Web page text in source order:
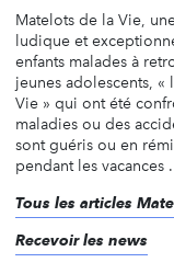
Matelots de la Vie,
ludique et
enfants malades à
jeunes adolescents, «
Vie » qui ont été
maladies ou des
sont guéris ou en
pendant les vacances
Tous les articles
Recevoir les news